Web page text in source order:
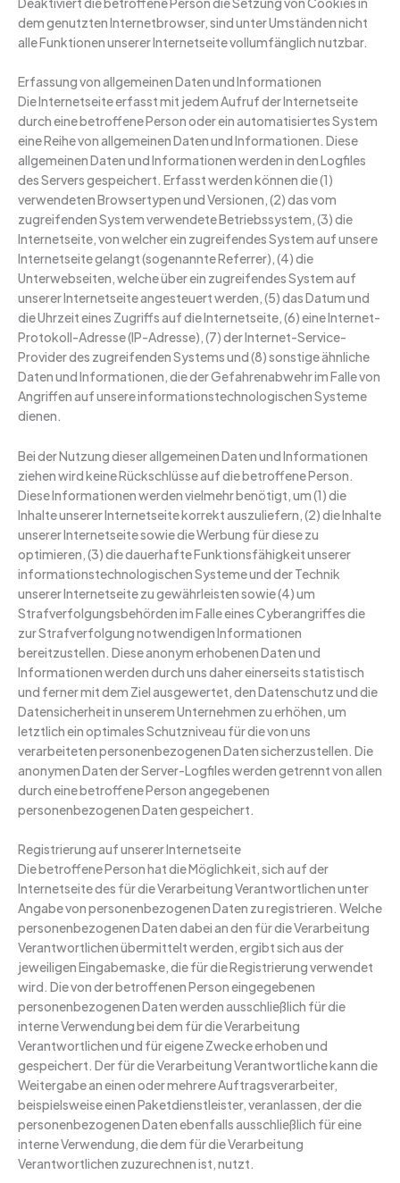
dem genutzten Internetbrowser, sind unter Umständen nicht
alle Funktionen unserer Internetseite vollumfänglich nutzbar.
Erfassung von allgemeinen Daten und Informationen
Die Internetseite erfasst mit jedem Aufruf der Internetseite
durch eine betroffene Person oder ein automatisiertes System
eine Reihe von allgemeinen Daten und Informationen. Diese
allgemeinen Daten und Informationen werden in den Logfiles
des Servers gespeichert. Erfasst werden können die (1)
verwendeten Browsertypen und Versionen, (2) das vom
zugreifenden System verwendete Betriebssystem, (3) die
Internetseite, von welcher ein zugreifendes System auf unsere
Internetseite gelangt (sogenannte Referrer), (4) die
Unterwebseiten, welche über ein zugreifendes System auf
unserer Internetseite angesteuert werden, (5) das Datum und
die Uhrzeit eines Zugriffs auf die Internetseite, (6) eine Internet-
Protokoll-Adresse (IP-Adresse), (7) der Internet-Service-
Provider des zugreifenden Systems und (8) sonstige ähnliche
Daten und Informationen, die der Gefahrenabwehr im Falle von
Angriffen auf unsere informationstechnologischen Systeme
dienen.
Bei der Nutzung dieser allgemeinen Daten und Informationen
ziehen wird keine Rückschlüsse auf die betroffene Person.
Diese Informationen werden vielmehr benötigt, um (1) die
Inhalte unserer Internetseite korrekt auszuliefern, (2) die Inhalte
unserer Internetseite sowie die Werbung für diese zu
optimieren, (3) die dauerhafte Funktionsfähigkeit unserer
informationstechnologischen Systeme und der Technik
unserer Internetseite zu gewährleisten sowie (4) um
Strafverfolgungsbehörden im Falle eines Cyberangriffes die
zur Strafverfolgung notwendigen Informationen
bereitzustellen. Diese anonym erhobenen Daten und
Informationen werden durch uns daher einerseits statistisch
und ferner mit dem Ziel ausgewertet, den Datenschutz und die
Datensicherheit in unserem Unternehmen zu erhöhen, um
letztlich ein optimales Schutzniveau für die von uns
verarbeiteten personenbezogenen Daten sicherzustellen. Die
anonymen Daten der Server-Logfiles werden getrennt von allen
durch eine betroffene Person angegebenen
personenbezogenen Daten gespeichert.
Registrierung auf unserer Internetseite
Die betroffene Person hat die Möglichkeit, sich auf der
Internetseite des für die Verarbeitung Verantwortlichen unter
Angabe von personenbezogenen Daten zu registrieren. Welche
personenbezogenen Daten dabei an den für die Verarbeitung
Verantwortlichen übermittelt werden, ergibt sich aus der
jeweiligen Eingabemaske, die für die Registrierung verwendet
wird. Die von der betroffenen Person eingegebenen
personenbezogenen Daten werden ausschließlich für die
interne Verwendung bei dem für die Verarbeitung
Verantwortlichen und für eigene Zwecke erhoben und
gespeichert. Der für die Verarbeitung Verantwortliche kann die
Weitergabe an einen oder mehrere Auftragsverarbeiter,
beispielsweise einen Paketdienstleister, veranlassen, der die
personenbezogenen Daten ebenfalls ausschließlich für eine
interne Verwendung, die dem für die Verarbeitung
Verantwortlichen zuzurechnen ist, nutzt.